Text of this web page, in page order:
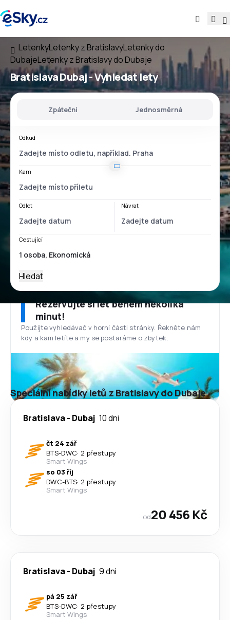
LetenkyLetenky z BratislavyLetenky do
DubajeLetenky z Bratislavy do Dubaje
Bratislava Dubaj- Vyhledat lety
Zpáteční Jednosměrná
Odkud
Kam
Odlet Návrat
Cestující
Hledat
Rezervujte si let během několika
minut!
Použijte vyhledávač v horní části stránky. Řekněte nám
kdy a kam letíte a my se postaráme o zbytek.
Speciální nabídky letů z Bratislavy do Dubaje
Bratislava- Dubaj 10 dni
čt 24 zář
BTS-DWC· 2 přestupy
Smart Wings
so 03 říj
DWC-BTS· 2 přestupy
Smart Wings
od20 456 Kč
Bratislava- Dubaj 9 dni
pá 25 zář
BTS-DWC· 2 přestupy
Smart Wings